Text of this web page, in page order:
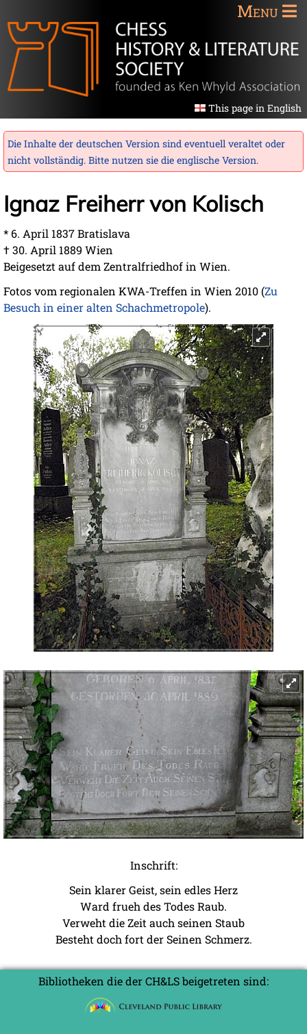
Menu
This page in English
Die Inhalte der deutschen Version sind eventuell veraltet oder
nicht vollständig. Bitte nutzen sie die englische Version.
Ignaz Freiherr von Kolisch
* 6. April 1837 Bratislava
† 30. April 1889 Wien
Beigesetzt auf dem Zentralfriedhof in Wien.
Fotos vom regionalen KWA-Treffen in Wien 2010 (Zu
Besuch in einer alten Schachmetropole).
Inschrift:
Sein klarer Geist, sein edles Herz
Ward frueh des Todes Raub.
Verweht die Zeit auch seinen Staub
Besteht doch fort der Seinen Schmerz.
Bibliotheken die der CH&LS beigetreten sind: